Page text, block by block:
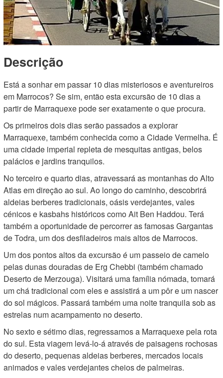
Descrição
Está a sonhar em passar 10 dias misteriosos e aventureiros
em Marrocos? Se sim, então esta excursão de 10 dias a
partir de Marraquexe pode ser exatamente o que procura.
Os primeiros dois dias serão passados a explorar
Marraquexe, também conhecida como a Cidade Vermelha. É
uma cidade imperial repleta de mesquitas antigas, belos
palácios e jardins tranquilos.
No terceiro e quarto dias, atravessará as montanhas do Alto
Atlas em direção ao sul. Ao longo do caminho, descobrirá
aldeias berberes tradicionais, oásis verdejantes, vales
cénicos e kasbahs históricos como Ait Ben Haddou. Terá
também a oportunidade de percorrer as famosas Gargantas
de Todra, um dos desfiladeiros mais altos de Marrocos.
Um dos pontos altos da excursão é um passeio de camelo
pelas dunas douradas de Erg Chebbi (também chamado
Deserto de Merzouga). Visitará uma família nómada, tomará
um chá tradicional com eles e assistirá a um pôr e um nascer
do sol mágicos. Passará também uma noite tranquila sob as
estrelas num acampamento no deserto.
No sexto e sétimo dias, regressamos a Marraquexe pela rota
do sul. Esta viagem levá-lo-á através de paisagens rochosas
do deserto, pequenas aldeias berberes, mercados locais
animados e vales verdejantes cheios de palmeiras.